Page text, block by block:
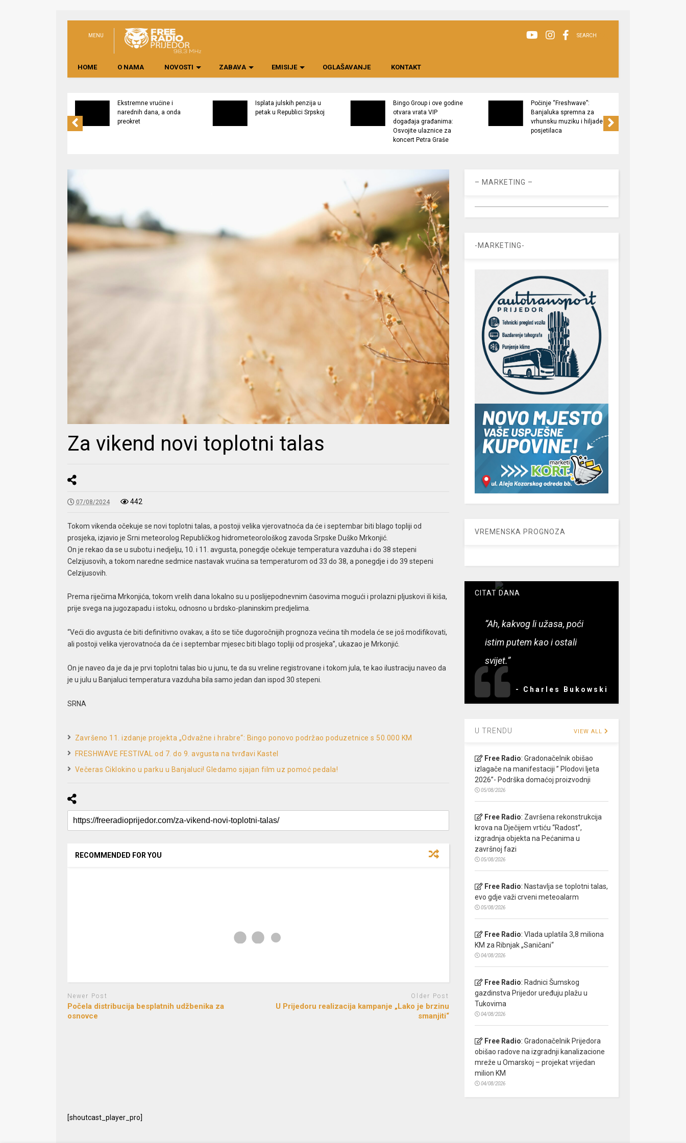
MENU SEARCH
HOME O NAMA NOVOSTI ZABAVA EMISIJE OGLAŠAVANJE KONTAKT
Ekstremne vrućine i
narednih dana, a onda
preokret
Isplata julskih penzija u
petak u Republici Srpskoj
Bingo Group i ove godine
otvara vrata VIP
događaja građanima:
Osvojite ulaznice za
koncert Petra Graše
Počinje “Freshwave”:
Banjaluka spremna za
vrhunsku muziku i hiljade
posjetilaca
Za vikend novi toplotni talas
07/08/2024 442
Tokom vikenda očekuje se novi toplotni talas, a postoji velika vjerovatnoća da će i septembar biti blago topliji od
prosjeka, izjavio je Srni meteorolog Republičkog hidrometeorološkog zavoda Srpske Duško Mrkonjić.
On je rekao da se u subotu i nedjelju, 10. i 11. avgusta, ponegdje očekuje temperatura vazduha i do 38 stepeni
Celzijusovih, a tokom naredne sedmice nastavak vrućina sa temperaturom od 33 do 38, a ponegdje i do 39 stepeni
Celzijusovih.
Prema riječima Mrkonjića, tokom vrelih dana lokalno su u poslijepodnevnim časovima mogući i prolazni pljuskovi ili kiša,
prije svega na jugozapadu i istoku, odnosno u brdsko-planinskim predjelima.
“Veći dio avgusta će biti definitivno ovakav, a što se tiče dugoročnijih prognoza većina tih modela će se još modifikovati,
ali postoji velika vjerovatnoća da će i septembar mjesec biti blago topliji od prosjeka”, ukazao je Mrkonjić.
On je naveo da je da je prvi toplotni talas bio u junu, te da su vreline registrovane i tokom jula, te kao ilustraciju naveo da
je u julu u Banjaluci temperatura vazduha bila samo jedan dan ispod 30 stepeni.
SRNA
Završeno 11. izdanje projekta „Odvažne i hrabre“: Bingo ponovo podržao poduzetnice s 50.000 KM
FRESHWAVE FESTIVAL od 7. do 9. avgusta na tvrđavi Kastel
Večeras Ciklokino u parku u Banjaluci! Gledamo sjajan film uz pomoć pedala!
RECOMMENDED FOR YOU
Newer Post
Počela distribucija besplatnih udžbenika za
osnovce
Older Post
U Prijedoru realizacija kampanje „Lako je brzinu
smanjiti“
– MARKETING –
-MARKETING-
VREMENSKA PROGNOZA
CITAT DANA
“Ah, kakvog li užasa, poći
istim putem kao i ostali
svijet.”
- Charles Bukowski
U TRENDU VIEW ALL
Free Radio: Gradonačelnik obišao
izlagače na manifestaciji ” Plodovi ljeta
2026”- Podrška domaćoj proizvodnji
05/08/2026
Free Radio: Završena rekonstrukcija
krova na Dječijem vrtiću “Radost”,
izgradnja objekta na Pećanima u
završnoj fazi
05/08/2026
Free Radio: Nastavlja se toplotni talas,
evo gdje važi crveni meteoalarm
05/08/2026
Free Radio: Vlada uplatila 3,8 miliona
KM za Ribnjak „Saničani“
04/08/2026
Free Radio: Radnici Šumskog
gazdinstva Prijedor uređuju plažu u
Tukovima
04/08/2026
Free Radio: Gradonačelnik Prijedora
obišao radove na izgradnji kanalizacione
mreže u Omarskoj – projekat vrijedan
milion KM
04/08/2026
[shoutcast_player_pro]